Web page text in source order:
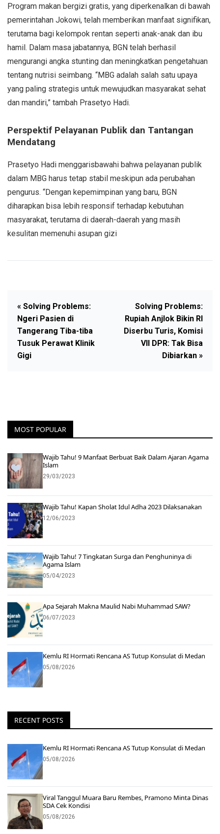
Program makan bergizi gratis, yang diperkenalkan di bawah
pemerintahan Jokowi, telah memberikan manfaat signifikan,
terutama bagi kelompok rentan seperti anak-anak dan ibu
hamil. Dalam masa jabatannya, BGN telah berhasil
mengurangi angka stunting dan meningkatkan pengetahuan
tentang nutrisi seimbang. “MBG adalah salah satu upaya
yang paling strategis untuk mewujudkan masyarakat sehat
dan mandiri,” tambah Prasetyo Hadi.
Perspektif Pelayanan Publik dan Tantangan
Mendatang
Prasetyo Hadi menggarisbawahi bahwa pelayanan publik
dalam MBG harus tetap stabil meskipun ada perubahan
pengurus. “Dengan kepemimpinan yang baru, BGN
diharapkan bisa lebih responsif terhadap kebutuhan
masyarakat, terutama di daerah-daerah yang masih
kesulitan memenuhi asupan gizi
« Solving Problems:
Ngeri Pasien di
Tangerang Tiba-tiba
Tusuk Perawat Klinik
Gigi
Solving Problems:
Rupiah Anjlok Bikin RI
Diserbu Turis, Komisi
VII DPR: Tak Bisa
Dibiarkan »
MOST POPULAR
Wajib Tahu! 9 Manfaat Berbuat Baik Dalam Ajaran Agama
Islam
29/03/2023
Wajib Tahu! Kapan Sholat Idul Adha 2023 Dilaksanakan
12/06/2023
Wajib Tahu! 7 Tingkatan Surga dan Penghuninya di
Agama Islam
05/04/2023
Apa Sejarah Makna Maulid Nabi Muhammad SAW?
06/07/2023
Kemlu RI Hormati Rencana AS Tutup Konsulat di Medan
05/08/2026
RECENT POSTS
Kemlu RI Hormati Rencana AS Tutup Konsulat di Medan
05/08/2026
Viral Tanggul Muara Baru Rembes, Pramono Minta Dinas
SDA Cek Kondisi
05/08/2026